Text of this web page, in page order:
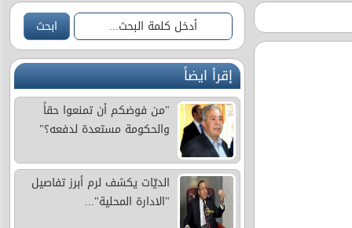
إقرأ ايضاً
"من فوضكم أن تمنعوا حقاً
والحكومة مستعدة لدفعه؟"
الديّات يكشف لرم أبرز تفاصيل
"الادارة المحلية"...